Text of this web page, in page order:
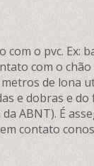
o pvc. Ex:
com o
de lona
e dobras e
ABNT). É
contato